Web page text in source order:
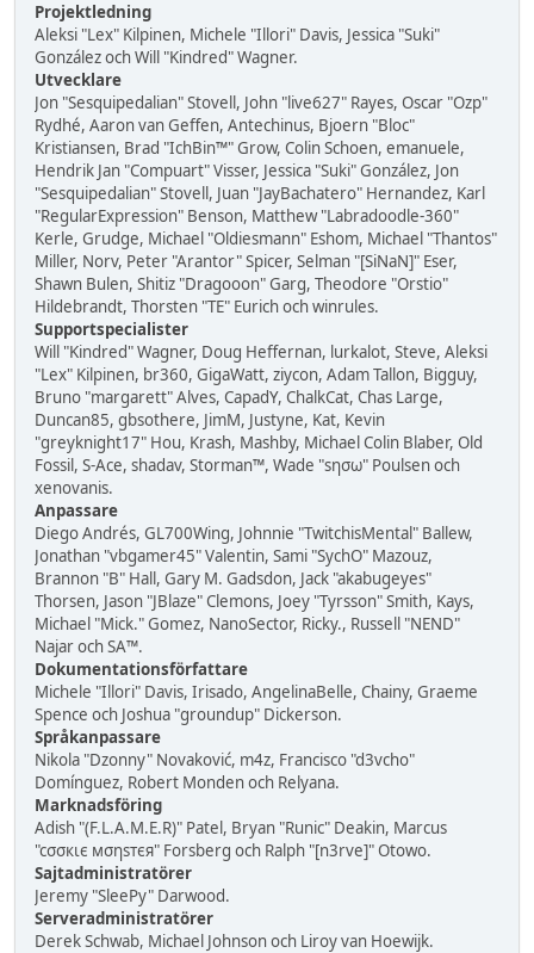
Projektledning
Aleksi "Lex" Kilpinen, Michele "Illori" Davis, Jessica "Suki"
González och Will "Kindred" Wagner.
Utvecklare
Jon "Sesquipedalian" Stovell, John "live627" Rayes, Oscar "Ozp"
Rydhé, Aaron van Geffen, Antechinus, Bjoern "Bloc"
Kristiansen, Brad "IchBin™" Grow, Colin Schoen, emanuele,
Hendrik Jan "Compuart" Visser, Jessica "Suki" González, Jon
"Sesquipedalian" Stovell, Juan "JayBachatero" Hernandez, Karl
"RegularExpression" Benson, Matthew "Labradoodle-360"
Kerle, Grudge, Michael "Oldiesmann" Eshom, Michael "Thantos"
Miller, Norv, Peter "Arantor" Spicer, Selman "[SiNaN]" Eser,
Shawn Bulen, Shitiz "Dragooon" Garg, Theodore "Orstio"
Hildebrandt, Thorsten "TE" Eurich och winrules.
Supportspecialister
Will "Kindred" Wagner, Doug Heffernan, lurkalot, Steve, Aleksi
"Lex" Kilpinen, br360, GigaWatt, ziycon, Adam Tallon, Bigguy,
Bruno "margarett" Alves, CapadY, ChalkCat, Chas Large,
Duncan85, gbsothere, JimM, Justyne, Kat, Kevin
"greyknight17" Hou, Krash, Mashby, Michael Colin Blaber, Old
Fossil, S-Ace, shadav, Storman™, Wade "sησω" Poulsen och
xenovanis.
Anpassare
Diego Andrés, GL700Wing, Johnnie "TwitchisMental" Ballew,
Jonathan "vbgamer45" Valentin, Sami "SychO" Mazouz,
Brannon "B" Hall, Gary M. Gadsdon, Jack "akabugeyes"
Thorsen, Jason "JBlaze" Clemons, Joey "Tyrsson" Smith, Kays,
Michael "Mick." Gomez, NanoSector, Ricky., Russell "NEND"
Najar och SA™.
Dokumentationsförfattare
Michele "Illori" Davis, Irisado, AngelinaBelle, Chainy, Graeme
Spence och Joshua "groundup" Dickerson.
Språkanpassare
Nikola "Dzonny" Novaković, m4z, Francisco "d3vcho"
Domínguez, Robert Monden och Relyana.
Marknadsföring
Adish "(F.L.A.M.E.R)" Patel, Bryan "Runic" Deakin, Marcus
"cσσкιє мσηѕтєя" Forsberg och Ralph "[n3rve]" Otowo.
Sajtadministratörer
Jeremy "SleePy" Darwood.
Serveradministratörer
Derek Schwab, Michael Johnson och Liroy van Hoewijk.